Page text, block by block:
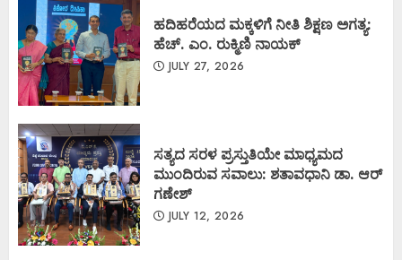
ಹದಿಹರೆಯದ ಮಕ್ಕಳಿಗೆ ನೀತಿ ಶಿಕ್ಷಣ ಅಗತ್ಯ:
ಹೆಚ್. ಎಂ. ರುಕ್ಮಿಣಿ ನಾಯಕ್
JULY 27, 2026
ಸತ್ಯದ ಸರಳ ಪ್ರಸ್ತುತಿಯೇ ಮಾಧ್ಯಮದ
ಮುಂದಿರುವ ಸವಾಲು: ಶತಾವಧಾನಿ ಡಾ. ಆರ್
ಗಣೇಶ್
JULY 12, 2026